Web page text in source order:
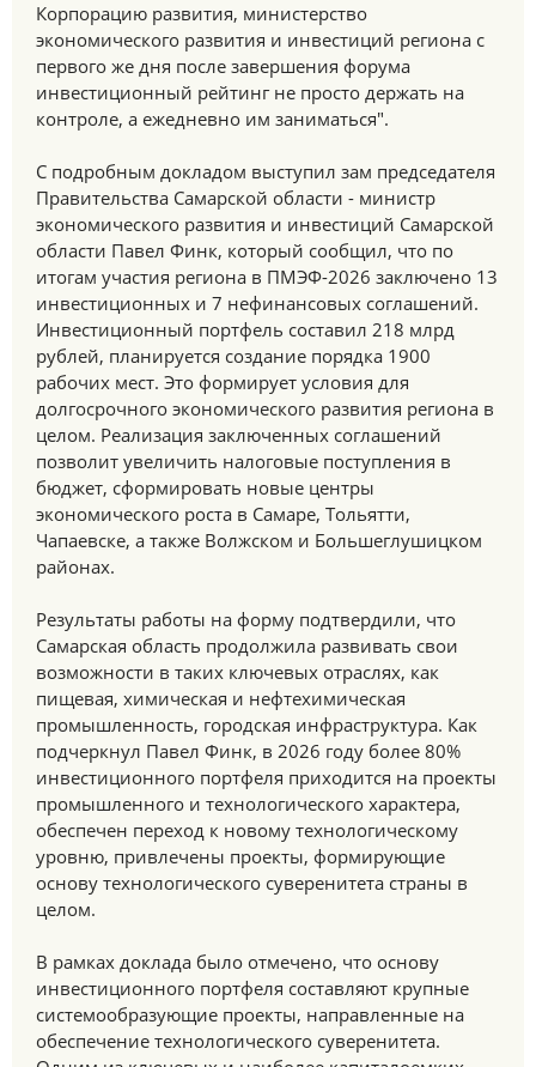
Корпорацию развития, министерство
экономического развития и инвестиций региона с
первого же дня после завершения форума
инвестиционный рейтинг не просто держать на
контроле, а ежедневно им заниматься".
С подробным докладом выступил зам председателя
Правительства Самарской области - министр
экономического развития и инвестиций Самарской
области Павел Финк, который сообщил, что по
итогам участия региона в ПМЭФ-2026 заключено 13
инвестиционных и 7 нефинансовых соглашений.
Инвестиционный портфель составил 218 млрд
рублей, планируется создание порядка 1900
рабочих мест. Это формирует условия для
долгосрочного экономического развития региона в
целом. Реализация заключенных соглашений
позволит увеличить налоговые поступления в
бюджет, сформировать новые центры
экономического роста в Самаре, Тольятти,
Чапаевске, а также Волжском и Большеглушицком
районах.
Результаты работы на форму подтвердили, что
Самарская область продолжила развивать свои
возможности в таких ключевых отраслях, как
пищевая, химическая и нефтехимическая
промышленность, городская инфраструктура. Как
подчеркнул Павел Финк, в 2026 году более 80%
инвестиционного портфеля приходится на проекты
промышленного и технологического характера,
обеспечен переход к новому технологическому
уровню, привлечены проекты, формирующие
основу технологического суверенитета страны в
целом.
В рамках доклада было отмечено, что основу
инвестиционного портфеля составляют крупные
системообразующие проекты, направленные на
обеспечение технологического суверенитета.